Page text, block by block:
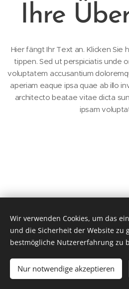
Ihre
Hier fängt Ihr Text an. Klicken Sie
tippen. Sed ut perspiciatis unde
voluptatem accusantium
aperiam eaque ipsa quae ab illo
architecto beatae vitae dicta
ipsam
© 2026 Teichwirte- und
Impressum,
Cookies
Wir verwenden Cookies, um das
und die Sicherheit der Website zu
bestmögliche Nutzererfahrung zu
Nur notwendige akzeptieren